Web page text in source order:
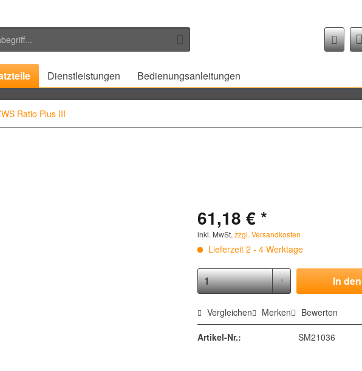
Dienstleistungen Bedienungsanleitungen
Ratio Plus III
61,18 € *
inkl. MwSt.zzgl. Versandkosten
Lieferzeit 2 - 4 Werktage
In den
Vergleichen Merken Bewerten
Artikel-Nr.: SM21036